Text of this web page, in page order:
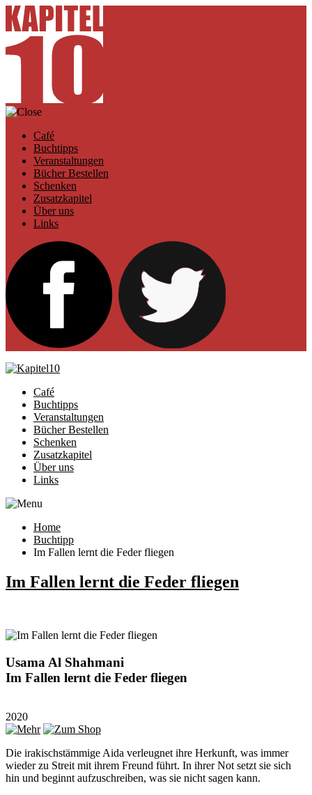
Café
Buchtipps
Veranstaltungen
Bücher Bestellen
Schenken
Zusatzkapitel
Über uns
Links
Café
Buchtipps
Veranstaltungen
Bücher Bestellen
Schenken
Zusatzkapitel
Über uns
Links
Home
Buchtipp
Im Fallen lernt die Feder fliegen
Im Fallen lernt die Feder fliegen
Usama Al Shahmani
Im Fallen lernt die Feder fliegen
2020
Die irakischstämmige Aida verleugnet ihre Herkunft, was immer
wieder zu Streit mit ihrem Freund führt. In ihrer Not setzt sie sich
hin und beginnt aufzuschreiben, was sie nicht sagen kann.